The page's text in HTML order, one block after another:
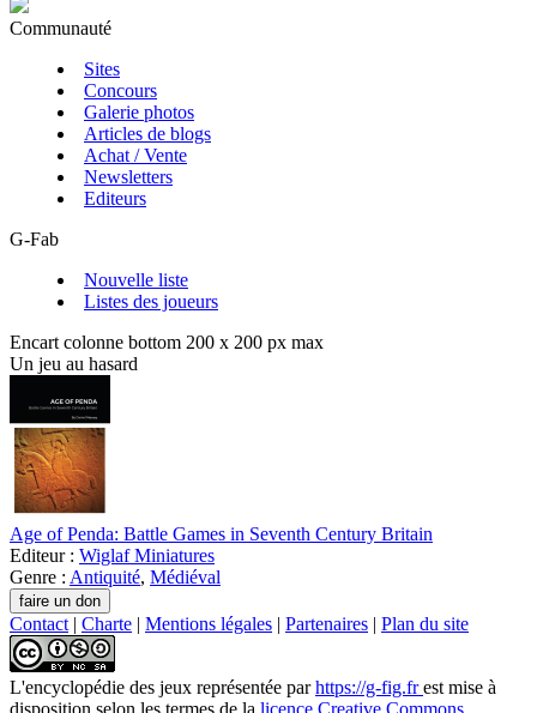
Communauté
Sites
Concours
Galerie photos
Articles de blogs
Achat / Vente
Newsletters
Editeurs
G-Fab
Nouvelle liste
Listes des joueurs
Encart colonne bottom 200 x 200 px max
Un jeu au hasard
Age of Penda: Battle Games in Seventh Century Britain
Editeur : Wiglaf Miniatures
Genre : Antiquité, Médiéval
Contact | Charte | Mentions légales | Partenaires | Plan du site
L'encyclopédie des jeux représentée parhttps://g-fig.frest mise à